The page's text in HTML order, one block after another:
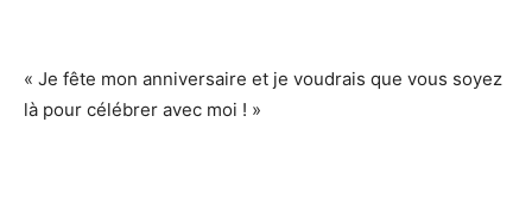
« Je fête mon anniversaire et je voudrais que vous soyez
là pour célébrer avec moi ! »